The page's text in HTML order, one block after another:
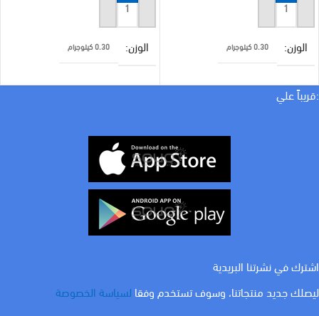
إضافة إلى السلة
الوزن 0.30 كيلوجرام
الأبعاد 5 × 10 سنتيميتر
ليومن ١٧٠ ليومن
إضافة إلى السلة
الوزن 0.30 كيلوجرام
الأبعاد 12 × 12 سنتيميتر
لون الاضاءة
IP الحماية
كيلفن ٣٠٠٠ كلفن
:قريباً علي
اشترك في نشرتنا البريدية
ليصلك جديد منتجاتنا، وسوف تستخدم وفقا لسياسة الخصوصة